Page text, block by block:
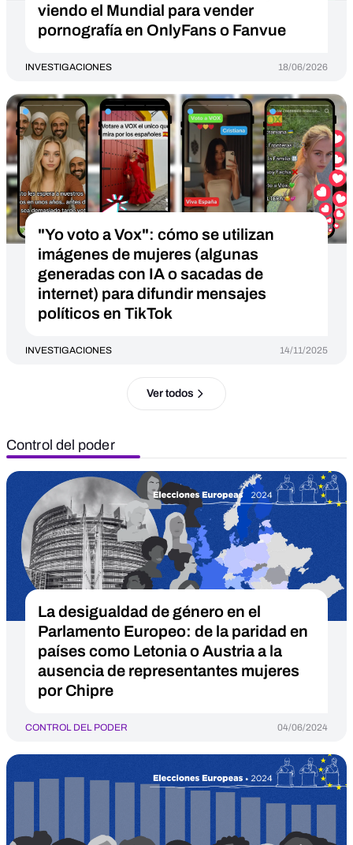
viendo el Mundial para vender
pornografía en OnlyFans o Fanvue
INVESTIGACIONES 18/06/2026
"Yo voto a Vox": cómo se utilizan
imágenes de mujeres (algunas
generadas con IA o sacadas de
internet) para difundir mensajes
políticos en TikTok
INVESTIGACIONES 14/11/2025
Ver todos
Control del poder
La desigualdad de género en el
Parlamento Europeo: de la paridad en
países como Letonia o Austria a la
ausencia de representantes mujeres
por Chipre
CONTROL DEL PODER 04/06/2024